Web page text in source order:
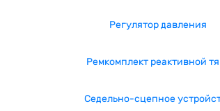
Регулятор давления
Ремкомплект реактивной
Седельно-сцепное